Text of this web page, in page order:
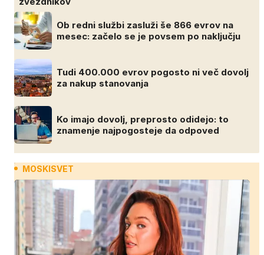
Ob redni službi zasluži še 866 evrov na
mesec: začelo se je povsem po naključju
Tudi 400.000 evrov pogosto ni več dovolj
za nakup stanovanja
Ko imajo dovolj, preprosto odidejo: to
znamenje najpogosteje da odpoved
MOSKISVET